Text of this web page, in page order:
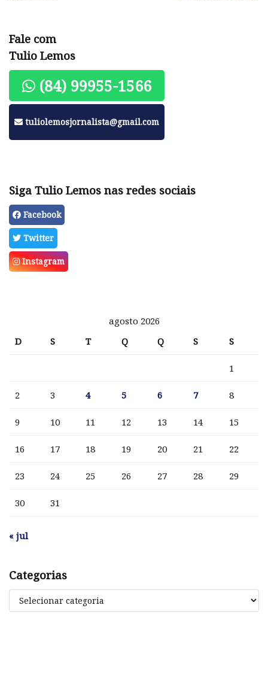
Fale com
Tulio Lemos
(84) 99955-1566
tuliolemosjornalista@gmail.com
Siga Tulio Lemos nas redes sociais
Facebook
Twitter
Instagram
agosto 2026
D
S T Q Q S S
1
2 3 4 5 6 7 8
9 10 11 12 13 14 15
16 17 18 19 20 21 22
23 24 25 26 27 28 29
30 31
« jul
Categorias